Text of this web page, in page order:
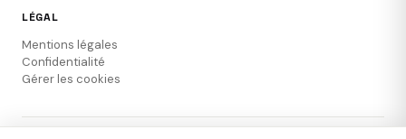
LÉGAL
Mentions légales
Confidentialité
Gérer les cookies